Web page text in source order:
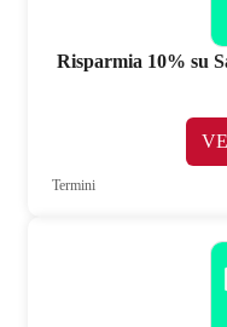
Risparmia 10% su
Termini